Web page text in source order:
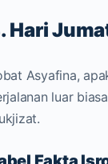
Hari
Asyafina,
luar